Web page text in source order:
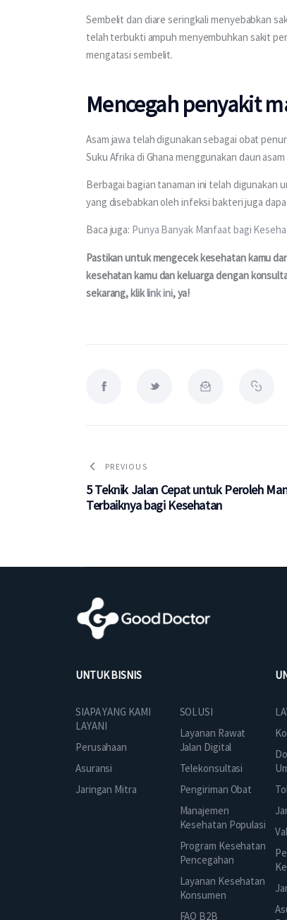
Sembelit dan diare seringkali menyebabkan
telah terbukti ampuh menyembuhkan sakit
mengatasi sembelit.
Mencegah penyakit
Asam jawa telah digunakan sebagai obat
Suku Afrika di Ghana menggunakan daun
Berbagai bagian tanaman ini telah digunakan
yang disebabkan oleh infeksi bakteri juga
Baca juga: Punya Banyak Manfaat bagi
Pastikan untuk mengecek kesehatan kamu
kesehatan kamu dan keluarga dengan
sekarang, klik link ini, ya!
PREVIOUS
5 Teknik Jalan Cepat untuk Peroleh
Terbaiknya bagi Kesehatan
UNTUK BISNIS
SIAPA YANG KAMI
LAYANI
Perusahaan
Asuransi
Jaringan Mitra
SOLUSI
Layanan Rawat
Jalan Digital
Telekonsultasi
Pengiriman Obat
Manajemen
Kesehatan Populasi
Program Kesehatan
Pencegahan
Layanan Kesehatan
Konsumen
FAQ B2B